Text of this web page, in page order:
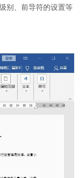
别、前导符的设置等